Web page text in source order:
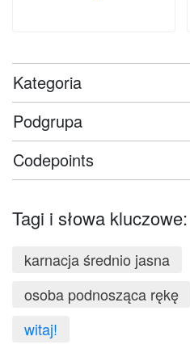
Kategoria
Podgrupa
Codepoints
Tagi i słowa kluczowe:
karnacja średnio jasna
osoba podnosząca rękę
witaj!